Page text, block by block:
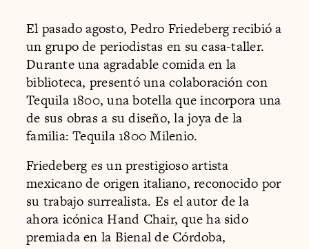
El pasado agosto, Pedro Friedeberg recibió a
un grupo de periodistas en su casa-taller.
Durante una agradable comida en la
biblioteca, presentó una colaboración con
Tequila 1800, una botella que incorpora una
de sus obras a su diseño, la joya de la
familia: Tequila 1800 Milenio.
Friedeberg es un prestigioso artista
mexicano de origen italiano, reconocido por
su trabajo surrealista. Es el autor de la
ahora icónica Hand Chair, que ha sido
premiada en la Bienal de Córdoba,